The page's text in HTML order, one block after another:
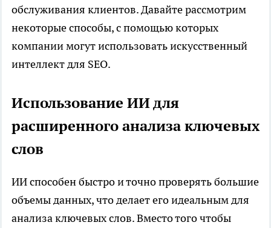
обслуживания клиентов. Давайте рассмотрим
некоторые способы, с помощью которых
компании могут использовать искусственный
интеллект для SEO.
Использование ИИ для
расширенного анализа ключевых
слов
ИИ способен быстро и точно проверять большие
объемы данных, что делает его идеальным для
анализа ключевых слов. Вместо того чтобы